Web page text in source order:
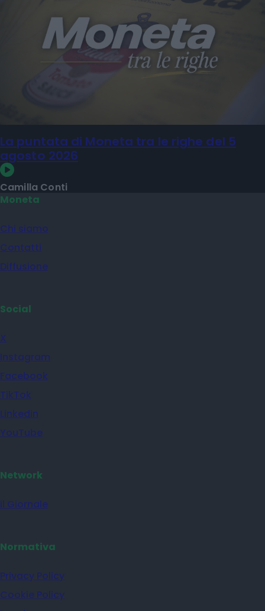
La puntata di Moneta tra le righe del 5
agosto 2026
Camilla Conti
Moneta
Chi siamo
Contatti
Diffusione
Social
X
Instagram
Facebook
TikTok
Linkedin
YouTube
Network
il Giornale
Normativa
Privacy Policy
Cookie Policy